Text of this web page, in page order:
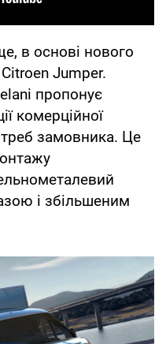
в основі нового
Jumper.
пропонує
комерційної
замовника. Це
і збільшеним